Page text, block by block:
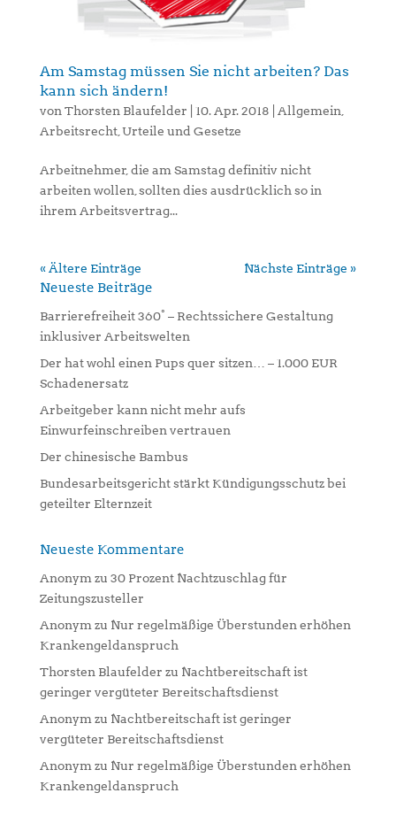
Am Samstag müssen Sie nicht arbeiten? Das
kann sich ändern!
vonThorsten Blaufelder 10. Apr. 2018 Allgemein,
Arbeitsrecht,Urteile und Gesetze
Arbeitnehmer, die am Samstag definitiv nicht
arbeiten wollen, sollten dies ausdrücklich so in
ihrem Arbeitsvertrag...
« Ältere Einträge Nächste Einträge »
Neueste Beiträge
Barrierefreiheit 360° – Rechtssichere Gestaltung
inklusiver Arbeitswelten
Der hat wohl einen Pups quer sitzen… – 1.000 EUR
Schadenersatz
Arbeitgeber kann nicht mehr aufs
Einwurfeinschreiben vertrauen
Der chinesische Bambus
Bundesarbeitsgericht stärkt Kündigungsschutz bei
geteilter Elternzeit
Neueste Kommentare
Anonymzu 30 Prozent Nachtzuschlag für
Zeitungszusteller
Anonymzu Nur regelmäßige Überstunden erhöhen
Krankengeldanspruch
Thorsten Blaufelder zu Nachtbereitschaft ist
geringer vergüteter Bereitschaftsdienst
Anonymzu Nachtbereitschaft ist geringer
vergüteter Bereitschaftsdienst
Anonymzu Nur regelmäßige Überstunden erhöhen
Krankengeldanspruch